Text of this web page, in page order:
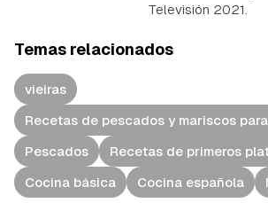
Televisión 2021.
Temas relacionados
vieiras
Recetas de pescados y mariscos
Pescados
Recetas de primeros
Cocina básica
Cocina española